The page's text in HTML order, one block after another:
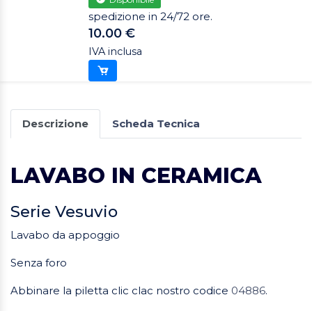
spedizione in 24/72 ore.
10.00 €
IVA inclusa
Descrizione Scheda Tecnica
LAVABO IN CERAMICA
Serie Vesuvio
Lavabo da appoggio
Senza foro
Abbinare la piletta clic clac nostro codice 04886.